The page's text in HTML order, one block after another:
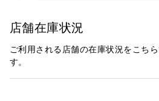
店舗在庫状況
ご利用される店舗の在庫状況をこち
す。